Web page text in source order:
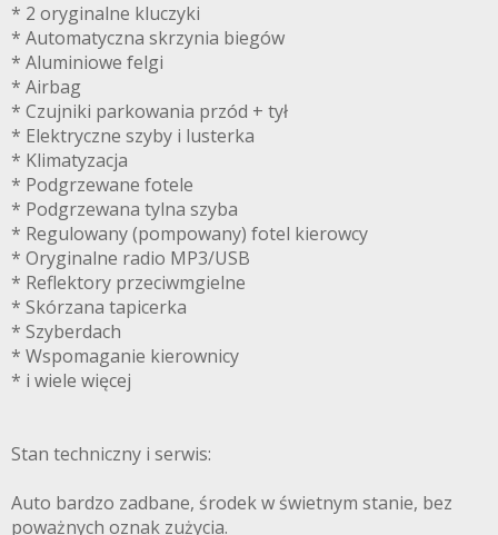
* 2 oryginalne kluczyki
* Automatyczna skrzynia biegów
* Aluminiowe felgi
* Airbag
* Czujniki parkowania przód + tył
* Elektryczne szyby i lusterka
* Klimatyzacja
* Podgrzewane fotele
* Podgrzewana tylna szyba
* Regulowany (pompowany) fotel kierowcy
* Oryginalne radio MP3/USB
* Reflektory przeciwmgielne
* Skórzana tapicerka
* Szyberdach
* Wspomaganie kierownicy
* i wiele więcej
Stan techniczny i serwis:
Auto bardzo zadbane, środek w świetnym stanie, bez
poważnych oznak zużycia.